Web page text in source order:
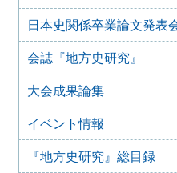
四国地域史研究連絡協議会
記念大会 古代四国における
7月29日）
2023年2月25日
【オンライン】群馬歴史資
料ネット） 群馬県立女子
文化遺産フォーラム 2022開
2022年8月28日
第 17 回シンポジウム 歴史
日本史関係卒業論文発表
会誌『地方史研究』
大会成果論集
イベント情報
『地方史研究』総目録